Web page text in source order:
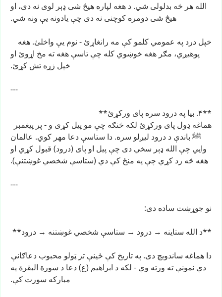
الله هر څه بدلولی شي. د هغه لپاره هیڅ شی ډېر لوی نه دی، او
هیڅ شی دومره کوچنی نه دی چې یادونه یې ونه شي.
خپل درد په عمومي کلمو کې مه رانغاړئ - نوم یې واخلئ. هغه
پوهیږي، مګر هغه خوښوي کله چې تاسې هغه ته مخ اړوئ او
خپل زړه تش کړئ.
---
**۴. بیا په درود سره پای ورکړئ**
هماغه ډول پای ورکړئ لکه څنګه چې مو پیل کړی و - پر پیغمبر
ﷺ باندې د درود لیږلو سره. دا ستاسې دعا مهر کوي. عالمان
وايي چې الله ډېر سخي دی چې پیل او پای (درود) قبول کړي او
هغه څه رد کړي چې په منځ کې دي (ستاسې شخصي غوښتنې).
---
نو جوړښت ساده دی:
**د الله ستاینه → درود → ستاسې شخصي غوښتنه → درود**
دا هماغه ساندویچ دی. په تاریخ کې ځینې تر ټولو محبوب دعاګانې
دې نمونې ته ورته وې - لکه د ابراهیم (ع)دعا د سورة البقرة په
مبارکه سورت کې.